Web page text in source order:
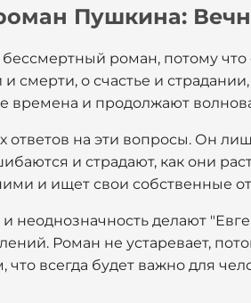
Пушкина:
роман, потому
смерти, о счастье и
времена и продолжают
ответов на эти вопросы. Он
и страдают, как они
и ищет свои собственные
неоднозначность делают
Роман не устаревает,
что всегда будет важно для